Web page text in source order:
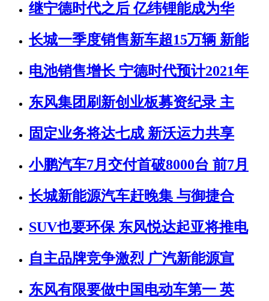
继宁德时代之后 亿纬锂能成为华
长城一季度销售新车超15万辆 新能
电池销售增长 宁德时代预计2021年
东风集团刷新创业板募资纪录 主
固定业务将达七成 新沃运力共享
小鹏汽车7月交付首破8000台 前7月
长城新能源汽车赶晚集 与御捷合
SUV也要环保 东风悦达起亚将推电
自主品牌竞争激烈 广汽新能源宣
东风有限要做中国电动车第一 英